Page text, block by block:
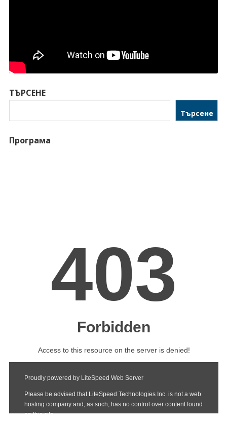
ТЪРСЕНЕ
Търсене
Програма